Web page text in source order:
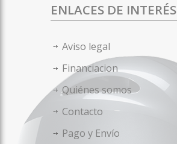
ENLACES DE INTERÉS
Aviso legal
Financiacion
Quiénes somos
Contacto
Pago y Envío